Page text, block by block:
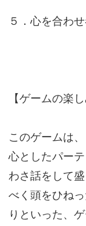
５．心を合わ
【ゲームの楽し
このゲームは
心としたパー
わさ話をして
べく頭をひね
りといった、